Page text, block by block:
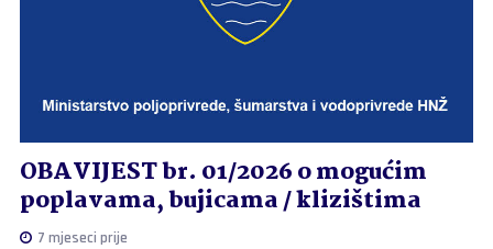
OBAVIJEST br. 01/2026 o mogućim
poplavama, bujicama / klizištima
7 mjeseci prije